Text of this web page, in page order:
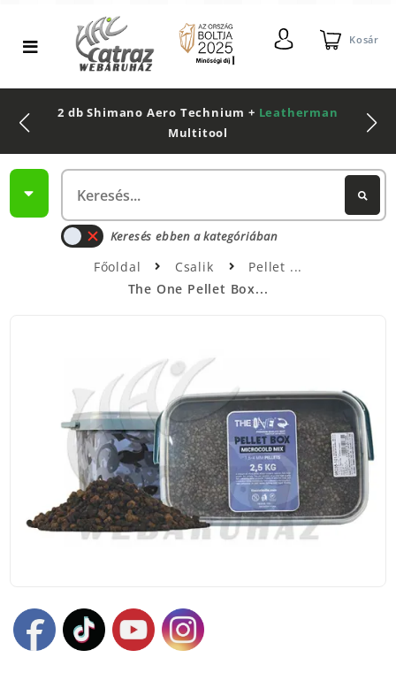
Kosár
2 db Shimano Aero Technium + Leatherman
Multitool
Keresés ebben a kategóriában
Főoldal Csalik
Pellet
The One Pellet Box...